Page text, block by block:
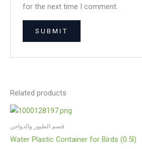
for the next time I comment.
Related products
قسم الطيور والدواجن
Water Plastic Container for Birds (0.5l)